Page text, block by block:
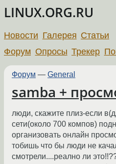
LINUX.ORG.RU
Новости Галерея Статьи
Форум Опросы Трекер
Форум — General
samba +
люди, скажите плиз-если
сети(около 700 компов)
организовать онлайн
тобишь что бы люди не
смотрели....реално ли